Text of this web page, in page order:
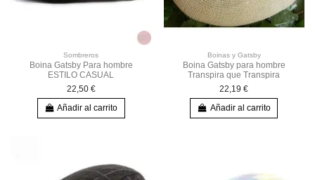
Sombreros
Boina Gatsby Para hombre
ESTILO CASUAL
22,50 €
Añadir al carrito
Boinas y Gatsby
Boina Gatsby para hombre
Transpira que Transpira
22,19 €
Añadir al carrito